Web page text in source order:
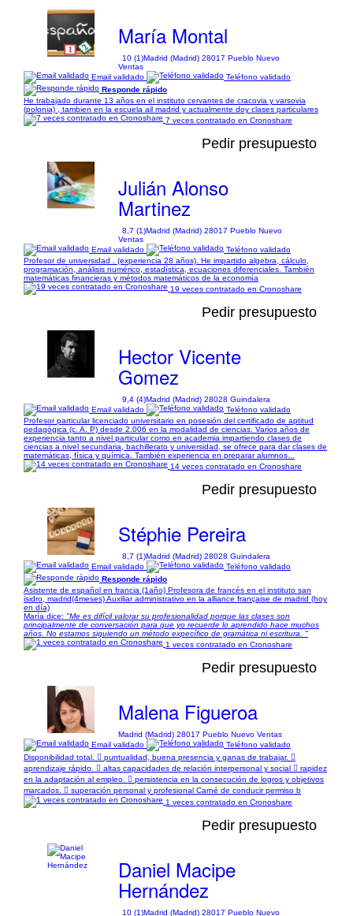
María Montal
10 (1)Madrid (Madrid) 28017 Pueblo Nuevo
Ventas
Email validado
Teléfono validado
Responde rápido
He trabajado durante 13 años en el instituto cervantes de cracovia y varsovia
(polonia) , tambien en la escuela ail madrid y actualmente doy clases particulares
7 veces contratado en Cronoshare
Pedir presupuesto
Julián Alonso
Martinez
8,7 (1)Madrid (Madrid) 28017 Pueblo Nuevo
Ventas
Email validado
Teléfono validado
Profesor de universidad . (experiencia 28 años). He impartido algebra, cálculo,
programación, análisis numérico, estadística, ecuaciones diferenciales. También
matemáticas financieras y métodos matemáticos de la economía
19 veces contratado en Cronoshare
Pedir presupuesto
Hector Vicente
Gomez
9,4 (4)Madrid (Madrid) 28028 Guindalera
Email validado
Teléfono validado
Profesor particular licenciado universitario en posesión del certificado de aptitud
pedagógica (c. A. P) desde 2.006 en la modalidad de ciencias. Varios años de
experiencia tanto a nivel particular como en academia impartiendo clases de
ciencias a nivel secundaria, bachillerato y universidad, se ofrece para dar clases de
matemáticas, física y química. También experiencia en preparar alumnos...
14 veces contratado en Cronoshare
Pedir presupuesto
Stéphie Pereira
8,7 (1)Madrid (Madrid) 28028 Guindalera
Email validado
Teléfono validado
Responde rápido
Asistente de español en francia (1año) Profesora de francés en el instituto san
isidro, madrid(4meses) Auxiliar administrativo en la alliance française de madrid (hoy
en día)
María dice: "Me es difícil valorar su profesionalidad porque las clases son
principalmente de conversación para que yo recuerde lo aprendido hace muchos
años. No estamos siguiendo un método expecífico de gramática ni escritura. "
1 veces contratado en Cronoshare
Pedir presupuesto
Malena Figueroa
Madrid (Madrid) 28017 Pueblo Nuevo Ventas
Email validado
Teléfono validado
Disponibilidad total.  puntualidad, buena presencia y ganas de trabajar. 
aprendizaje rápido.  altas capacidades de relación interpersonal y social  rapidez
en la adaptación al empleo.  persistencia en la consecución de logros y objetivos
marcados.  superación personal y profesional Carné de conducir permiso b
1 veces contratado en Cronoshare
Pedir presupuesto
Daniel Macipe
Hernández
10 (1)Madrid (Madrid) 28017 Pueblo Nuevo